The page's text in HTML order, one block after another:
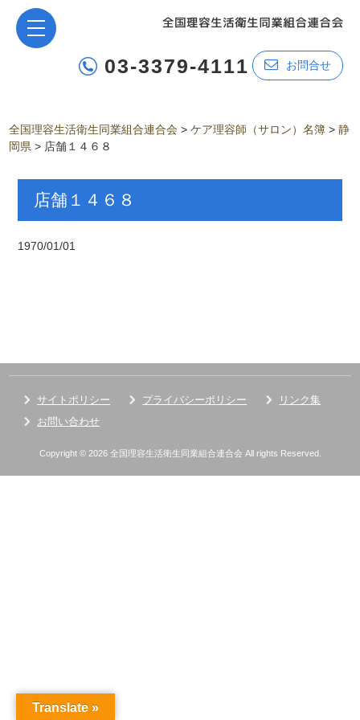
03-3379-4111 お問合せ
全国理容生活衛生同業組合連合会 >ケア理容師（サロン）名簿 >静
岡県 > 店舗１４６８
店舗１４６８
1970/01/01
サイトポリシー プライバシーポリシー
リンク集
お問い合わせ
Copyright © 2026 全国理容生活衛生同業組合連合会 All rights Reserved.
Translate »